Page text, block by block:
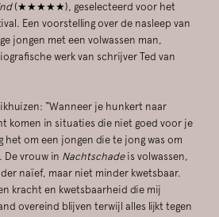
(★★★★★), geselecteerd voor het
Een voorstelling over de nasleep van
jongen met een volwassen man,
werk van schrijver Ted van
“Wanneer je hunkert naar
komen in situaties die niet goed voor je
het om een jongen die te jong was om
De vrouw in Nachtschadeis volwassen,
naïef, maar niet minder kwetsbaar.
kracht en kwetsbaarheid die mij
overeind blijven terwijl alles lijkt tegen